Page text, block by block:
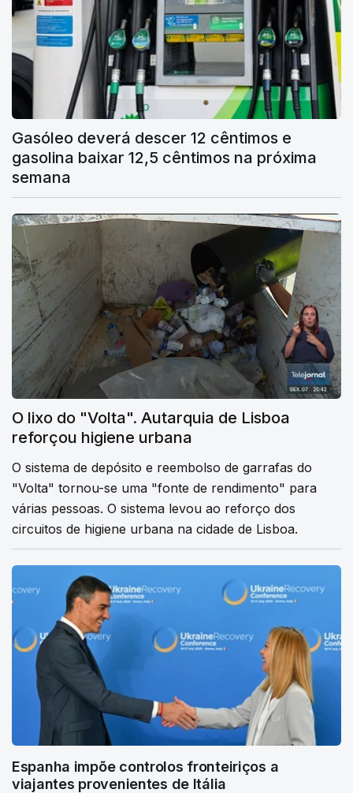
Gasóleo deverá descer 12 cêntimos e
gasolina baixar 12,5 cêntimos na próxima
semana
O lixo do "Volta". Autarquia de Lisboa
reforçou higiene urbana
O sistema de depósito e reembolso de garrafas do
"Volta" tornou-se uma "fonte de rendimento" para
várias pessoas. O sistema levou ao reforço dos
circuitos de higiene urbana na cidade de Lisboa.
Espanha impõe controlos fronteiriços a
viajantes provenientes de Itália